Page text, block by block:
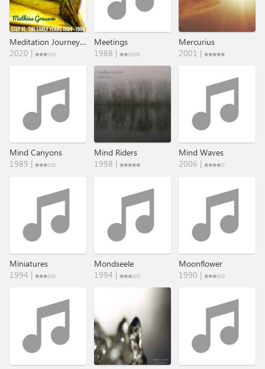
Meditation Journey (The Early Years 1984 - 1986)
2020 |
Meetings
1988 |
Mercurius
2001 |
Mind Canyons
1989 |
Mind Riders
1998 |
Mind Waves
2006 |
Miniatures
1994 |
Mondseele
1994 |
Moonflower
1990 |